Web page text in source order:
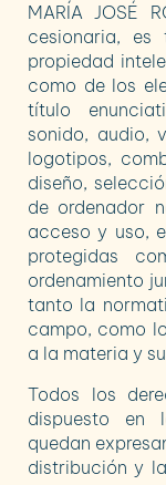
MARÍA JOSÉ
cesionaria,
propiedad
como de los
título
sonido, audio,
logotipos,
diseño,
de ordenador
acceso y uso,
protegidas
ordenamiento
tanto la
campo, como
a la materia y
Todos los
dispuesto en
quedan
distribución y